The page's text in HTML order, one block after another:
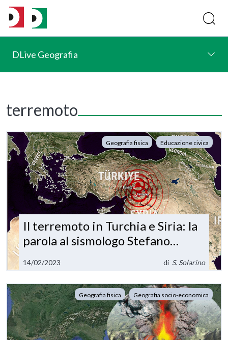
DLive Geografia
terremoto
Geografia fisica Educazione civica
Il terremoto in Turchia e Siria: la
parola al sismologo Stefano
14/02/2023 di S. Solarino
Geografia fisica Geografia socio-economica